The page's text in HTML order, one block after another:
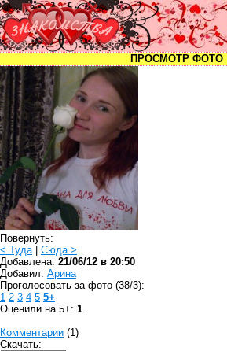
ПРОСМОТР ФОТО
Повернуть:
< Туда| Сюда >
Добавлена: 21/06/12 в 20:50
Добавил: Арина
Проголосовать за фото (38/3):
1 2 3 4 5 5+
Оценили на 5+: 1
Комментарии (1)
Скачать: